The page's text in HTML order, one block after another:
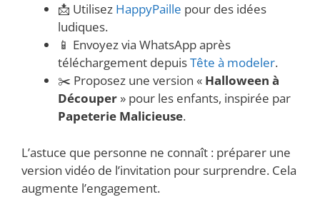
📩 Utilisez HappyPaille pour des idées
ludiques.
📱 Envoyez via WhatsApp après
téléchargement depuisTête à modeler.
✂️ Proposez une version « Halloween à
Découper » pour les enfants, inspirée par
Papeterie Malicieuse.
L’astuce que personne ne connaît : préparer une
version vidéo de l’invitation pour surprendre. Cela
augmente l’engagement.